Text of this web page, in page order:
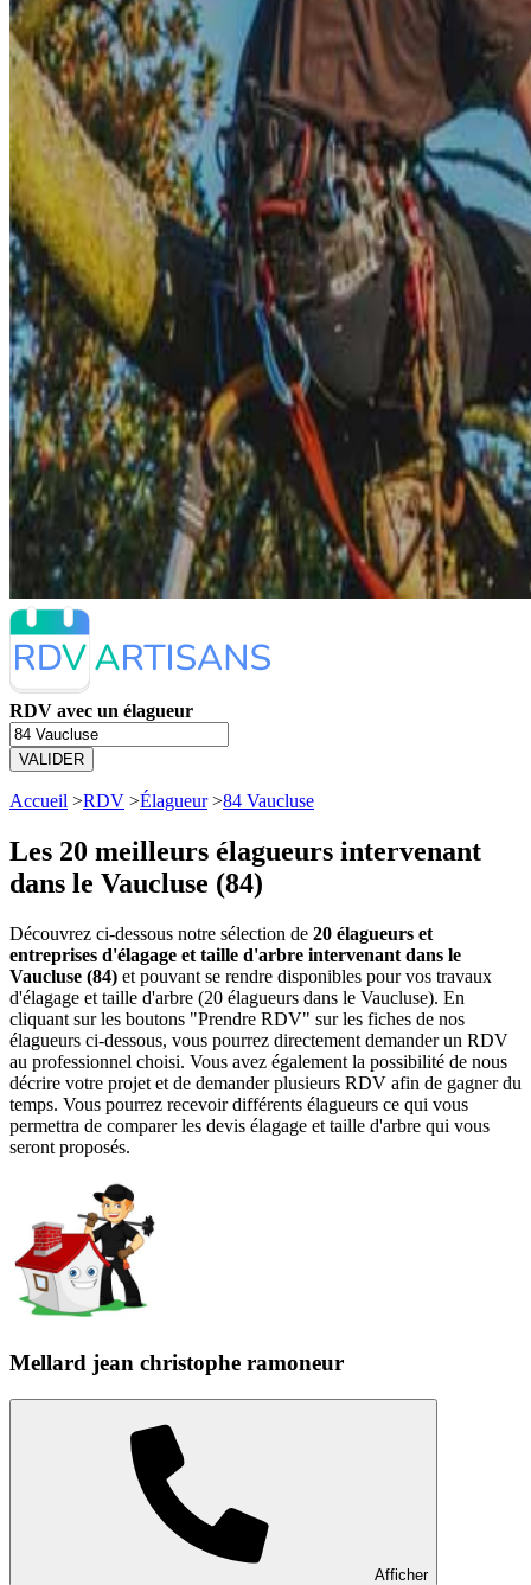
RDV avec un élagueur
VALIDER
Accueil >RDV >Élagueur>84 Vaucluse
Les 20 meilleurs élagueurs intervenant
dans le Vaucluse (84)
Découvrez ci-dessous notre sélection de 20 élagueurs et
entreprises d'élagage et taille d'arbre intervenant dans le
Vaucluse (84) et pouvant se rendre disponibles pour vos travaux
d'élagage et taille d'arbre (20 élagueurs dans le Vaucluse). En
cliquant sur les boutons "Prendre RDV" sur les fiches de nos
élagueurs ci-dessous, vous pourrez directement demander un RDV
au professionnel choisi. Vous avez également la possibilité de nous
décrire votre projet et de demander plusieurs RDV afin de gagner du
temps. Vous pourrez recevoir différents élagueurs ce qui vous
permettra de comparer les devis élagage et taille d'arbre qui vous
seront proposés.
Mellard jean christophe ramoneur
Afficher